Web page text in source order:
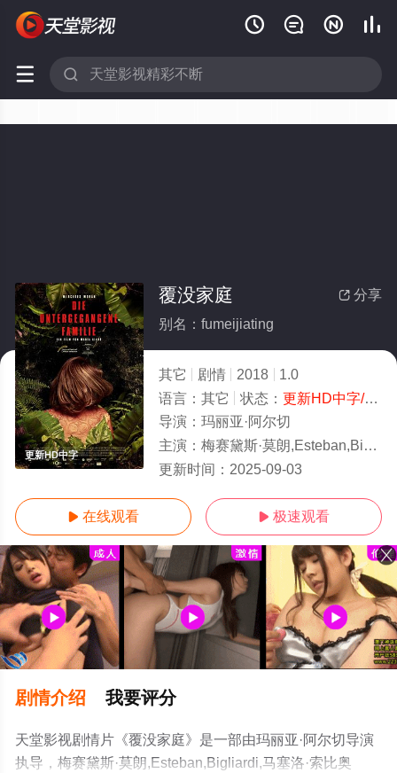
   
 
更新HD中字
 分享
覆没家庭
别名：fumeijiating
其它 剧情 2018
1.0
语言： 其它 状态： 更新HD中字/高清
导演： 玛丽亚·阿尔切
主演： 梅赛黛斯·莫朗,Esteban,Bigliardi,马塞洛·索比奥托,Ia,Artet
更新时间： 2025-09-03
 在线观看  极速观看
剧情介绍 我要评分
天堂影视剧情片《覆没家庭》是一部由玛丽亚·阿尔切导演
执导，梅赛黛斯·莫朗,Esteban,Bigliardi,马塞洛·索比奥